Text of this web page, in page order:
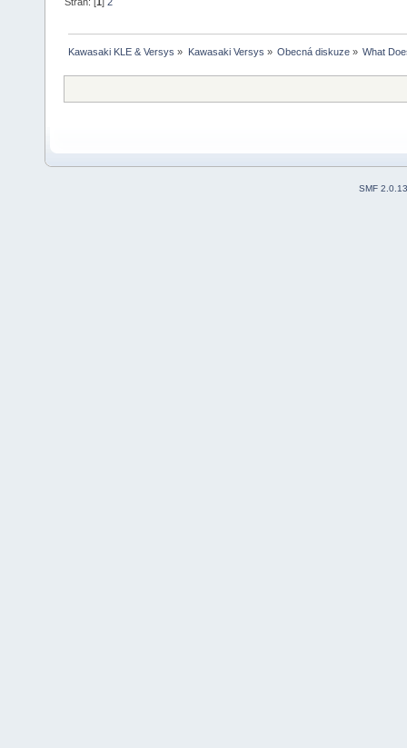
Kawasaki KLE & Versys » Kawasaki Versys » Obecná diskuze» What
SMF 2.0.13